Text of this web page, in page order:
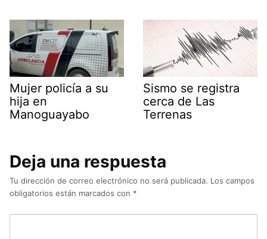
Mujer policía a su
hija en
Manoguayabo
Sismo se registra
cerca de Las
Terrenas
Deja una respuesta
Tu dirección de correo electrónico no será publicada. Los campos
obligatorios están marcados con *